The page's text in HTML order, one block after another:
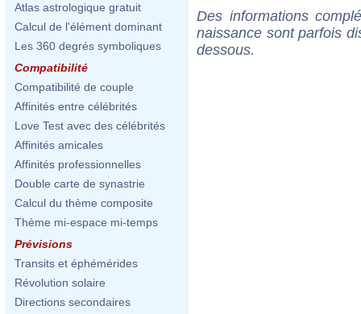
Atlas astrologique gratuit
Calcul de l'élément dominant
Les 360 degrés symboliques
Compatibilité
Compatibilité de couple
Affinités entre célébrités
Love Test avec des célébrités
Affinités amicales
Affinités professionnelles
Double carte de synastrie
Calcul du thème composite
Thème mi-espace mi-temps
Prévisions
Transits et éphémérides
Révolution solaire
Directions secondaires
Des informations
naissance sont parfois
dessous.